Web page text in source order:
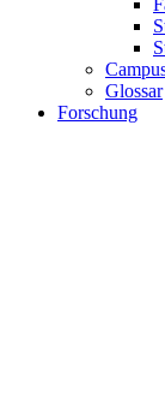
Glossar
Forschung